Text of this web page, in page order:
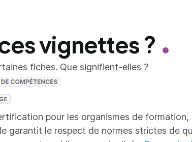
vignettes ?
fiches. Que signifient-elles ?
pour les organismes de
garantit le respect de normes strictes de